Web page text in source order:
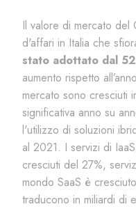
Il valore di mercato del
d'affari in Italia che
stato adottato dal
aumento rispetto
mercato sono cresciuti
significativa anno su
l'utilizzo di soluzioni
al 2021. I servizi di
cresciuti del 27%,
mondo SaaS è
traducono in miliardi di